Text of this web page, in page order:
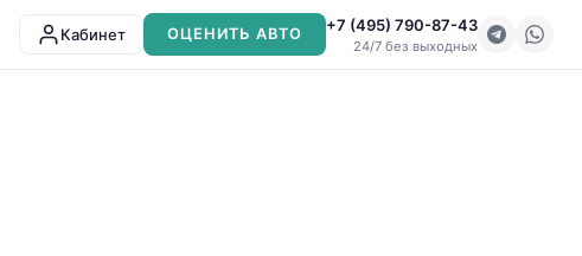
Кабинет ОЦЕНИТЬ АВТО +7 (495) 790-87-43
24/7 без выходных